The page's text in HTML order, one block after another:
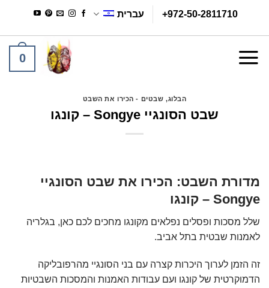
content
+972-50-2811710 עברית
0
הבלוג, שבטים - הכירו את השבט
שבט הסונגיי Songye – קונגו
מדורת השבט: הכירו את שבט הסונגיי
Songye – קונגו
שלל מסכות ופסלים נפלאים מקונגו מחכים לכם כאן, בגלריה
לאמנות שבטית בתל אביב.
זה הזמן לערוך היכרות קצרה עם בני הסונגיי מהרפובליקה
הדמוקרטית של קונגו ועם עבודות האמנות והמסכות השבטיות